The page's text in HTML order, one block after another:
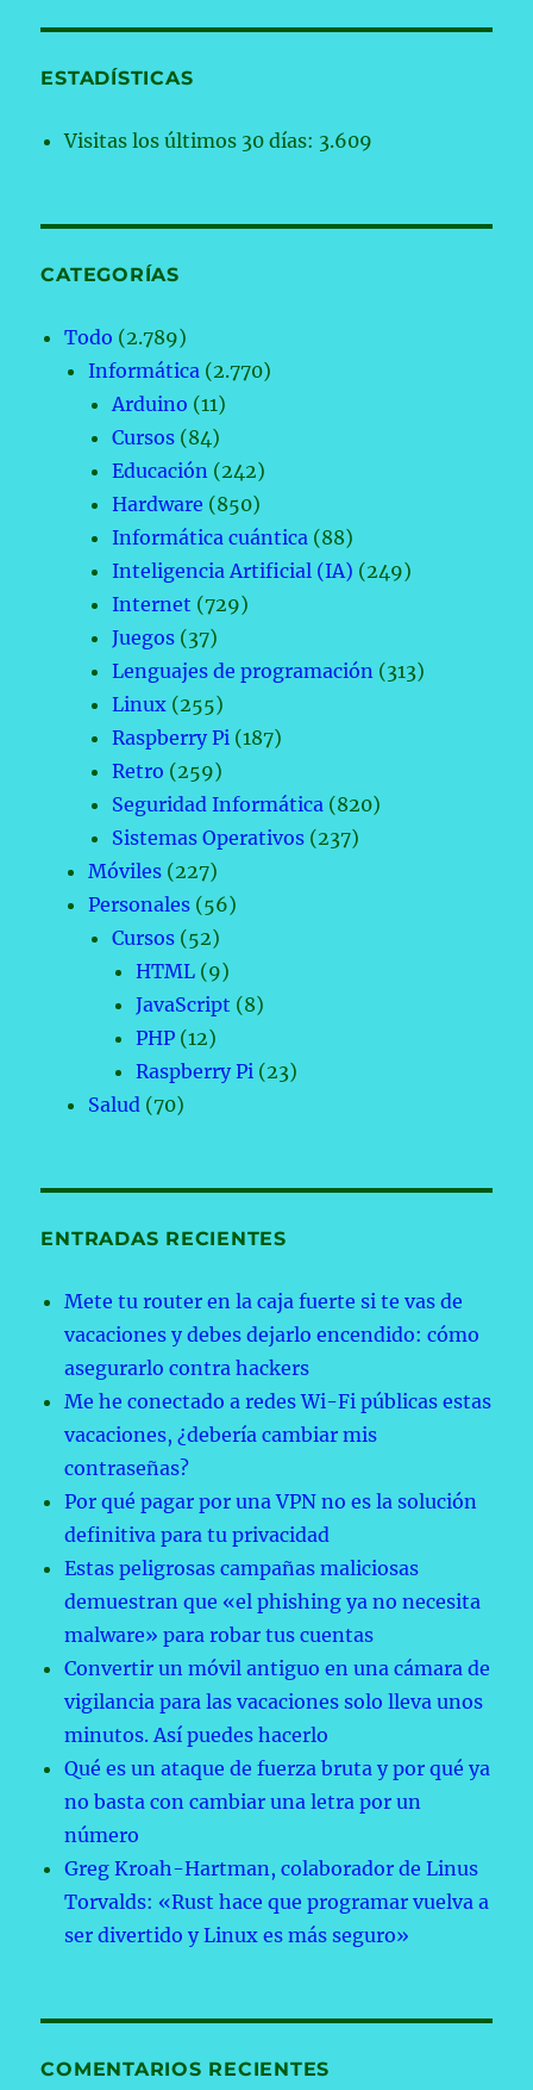
ESTADÍSTICAS
Visitas los últimos 30 días: 3.609
CATEGORÍAS
Todo (2.789)
Informática (2.770)
Arduino (11)
Cursos (84)
Educación (242)
Hardware (850)
Informática cuántica (88)
Inteligencia Artificial (IA) (249)
Internet (729)
Juegos (37)
Lenguajes de programación (313)
Linux (255)
Raspberry Pi (187)
Retro (259)
Seguridad Informática (820)
Sistemas Operativos (237)
Móviles (227)
Personales (56)
Cursos (52)
HTML (9)
JavaScript (8)
PHP (12)
Raspberry Pi (23)
Salud (70)
ENTRADAS RECIENTES
Mete tu router en la caja fuerte si te vas de
vacaciones y debes dejarlo encendido: cómo
asegurarlo contra hackers
Me he conectado a redes Wi-Fi públicas estas
vacaciones, ¿debería cambiar mis
contraseñas?
Por qué pagar por una VPN no es la solución
definitiva para tu privacidad
Estas peligrosas campañas maliciosas
demuestran que «el phishing ya no necesita
malware» para robar tus cuentas
Convertir un móvil antiguo en una cámara de
vigilancia para las vacaciones solo lleva unos
minutos. Así puedes hacerlo
Qué es un ataque de fuerza bruta y por qué ya
no basta con cambiar una letra por un
número
Greg Kroah-Hartman, colaborador de Linus
Torvalds: «Rust hace que programar vuelva a
ser divertido y Linux es más seguro»
COMENTARIOS RECIENTES